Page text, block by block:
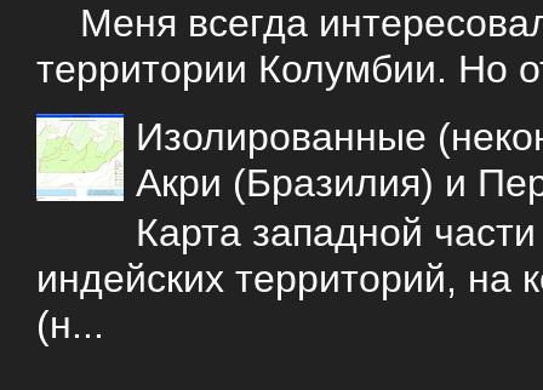
Меня всегда
территории Колумбии. Но
Изолированные
Акри (Бразилия) и
Карта западной
индейских территорий, на
(н...